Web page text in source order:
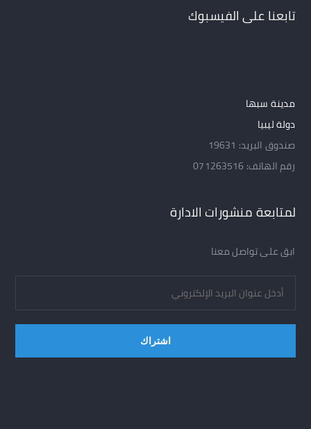
تابعنا على الفيسبوك
مدينة سبها
دولة ليبيا
صندوق البريد: 19631
رقم الهاتف: 071263516
لمتابعة منشورات الادارة
ابق على تواصل معنا